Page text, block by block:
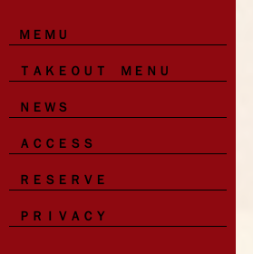
ＭＥＭＵ
ＴＡＫＥＯＵＴ ＭＥＮＵ
ＮＥＷＳ
ＡＣＣＥＳＳ
ＲＥＳＥＲＶＥ
ＰＲＩＶＡＣＹ